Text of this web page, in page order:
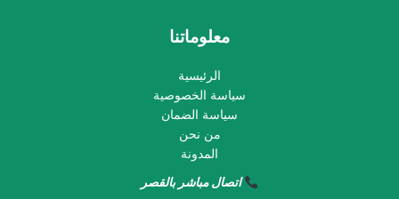
معلوماتنا
الرئيسية
سياسة الخصوصية
سياسة الضمان
من نحن
المدونة
اتصال مباشر بالقصر